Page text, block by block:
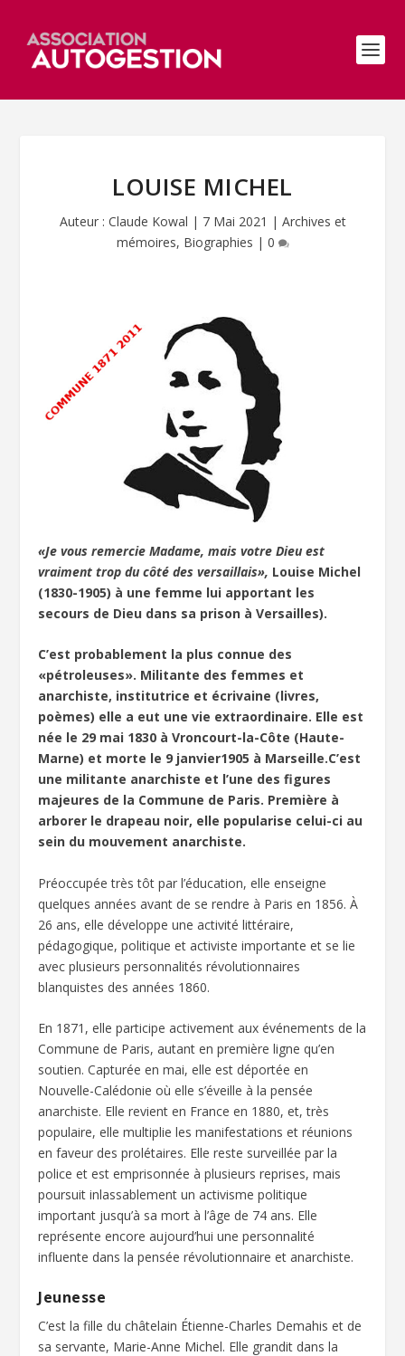
LOUISE MICHEL
Auteur : Claude Kowal | 7 Mai 2021 | Archives et
mémoires, Biographies | 0
«Je vous remercie Madame, mais votre Dieu est
vraiment trop du côté des versaillais», Louise Michel
(1830-1905) à une femme lui apportant les
secours de Dieu dans sa prison à Versailles).
C’est probablement la plus connue des
«pétroleuses». Militante des femmes et
anarchiste, institutrice et écrivaine (livres,
poèmes) elle a eut une vie extraordinaire. Elle est
née le 29 mai 1830 à Vroncourt-la-Côte (Haute-
Marne) et morte le 9 janvier1905 à Marseille.C’est
une militante anarchiste et l’une des figures
majeures de la Commune de Paris. Première à
arborer le drapeau noir, elle popularise celui-ci au
sein du mouvement anarchiste.
Préoccupée très tôt par l’éducation, elle enseigne
quelques années avant de se rendre à Paris en 1856. À
26 ans, elle développe une activité littéraire,
pédagogique, politique et activiste importante et se lie
avec plusieurs personnalités révolutionnaires
blanquistes des années 1860.
En 1871, elle participe activement aux événements de la
Commune de Paris, autant en première ligne qu’en
soutien. Capturée en mai, elle est déportée en
Nouvelle-Calédonie où elle s’éveille à la pensée
anarchiste. Elle revient en France en 1880, et, très
populaire, elle multiplie les manifestations et réunions
en faveur des prolétaires. Elle reste surveillée par la
police et est emprisonnée à plusieurs reprises, mais
poursuit inlassablement un activisme politique
important jusqu’à sa mort à l’âge de 74 ans. Elle
représente encore aujourd’hui une personnalité
influente dans la pensée révolutionnaire et anarchiste.
Jeunesse
C’est la fille du châtelain Étienne-Charles Demahis et de
sa servante, Marie-Anne Michel. Elle grandit dans la